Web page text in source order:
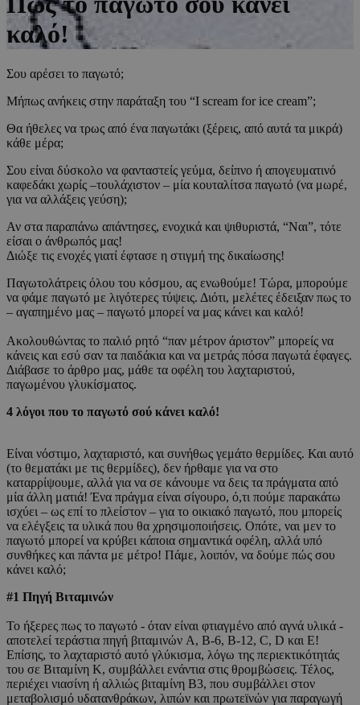
καλό!
Σου αρέσει το παγωτό;
Μήπως ανήκεις στην παράταξη του “I scream for ice cream”;
Θα ήθελες να τρως από ένα παγωτάκι (ξέρεις, από αυτά τα μικρά)
κάθε μέρα;
Σου είναι δύσκολο να φανταστείς γεύμα, δείπνο ή απογευματινό
καφεδάκι χωρίς –τουλάχιστον – μία κουταλίτσα παγωτό (να μωρέ,
για να αλλάξεις γεύση);
Αν στα παραπάνω απάντησες, ενοχικά και ψιθυριστά, “Ναι”, τότε
είσαι ο άνθρωπός μας!
Διώξε τις ενοχές γιατί έφτασε η στιγμή της δικαίωσης!
Παγωτολάτρεις όλου του κόσμου, ας ενωθούμε! Τώρα, μπορούμε
να φάμε παγωτό με λιγότερες τύψεις. Διότι, μελέτες έδειξαν πως το
– αγαπημένο μας – παγωτό μπορεί να μας κάνει και καλό!
Ακολουθώντας το παλιό ρητό “παν μέτρον άριστον” μπορείς να
κάνεις και εσύ σαν τα παιδάκια και να μετράς πόσα παγωτά έφαγες.
Διάβασε το άρθρο μας, μάθε τα οφέλη του λαχταριστού,
παγωμένου γλυκίσματος.
4 λόγοι που το παγωτό σού κάνει καλό!
Είναι νόστιμο, λαχταριστό, και συνήθως γεμάτο θερμίδες. Και αυτό
(το θεματάκι με τις θερμίδες), δεν ήρθαμε για να στο
καταρρίψουμε, αλλά για να σε κάνουμε να δεις τα πράγματα από
μία άλλη ματιά! Ένα πράγμα είναι σίγουρο, ό,τι πούμε παρακάτω
ισχύει – ως επί το πλείστον – για το οικιακό παγωτό, που μπορείς
να ελέγξεις τα υλικά που θα χρησιμοποιήσεις. Οπότε, ναι μεν το
παγωτό μπορεί να κρύβει κάποια σημαντικά οφέλη, αλλά υπό
συνθήκες και πάντα με μέτρο! Πάμε, λοιπόν, να δούμε πώς σου
κάνει καλό;
#1 Πηγή Βιταμινών
Το ήξερες πως το παγωτό - όταν είναι φτιαγμένο από αγνά υλικά -
αποτελεί τεράστια πηγή βιταμινών A, B-6, B-12, C, D και E!
Επίσης, το λαχταριστό αυτό γλύκισμα, λόγω της περιεκτικότητάς
του σε Βιταμίνη Κ, συμβάλλει ενάντια στις θρομβώσεις. Τέλος,
περιέχει νιασίνη ή αλλιώς βιταμίνη Β3, που συμβάλλει στον
μεταβολισμό υδατανθράκων, λιπών και πρωτεϊνών για παραγωγή